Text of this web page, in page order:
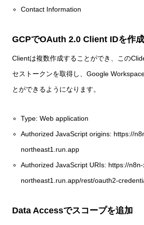
Contact Information
GCPでOAuth 2.0 Client IDを作成
Clientは複数作成することができ、この
セストークンを取得し、Google
とができるようになります。
Type: Web application
Authorized JavaScript origins: https://
northeast1.run.app
Authorized JavaScript URIs: https://
northeast1.run.app/rest/oauth2-
Data Accessでスコープを追加